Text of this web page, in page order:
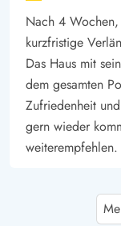
Nach 4
kurzfristige
Das Haus mit
dem gesamten
Zufriedenheit
gern wieder
weiterempfehlen.